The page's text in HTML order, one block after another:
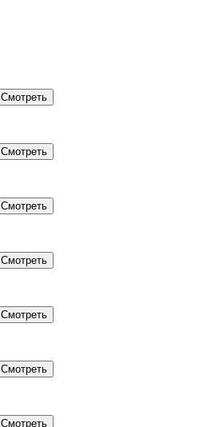
Смотреть
Смотреть
Смотреть
Смотреть
Смотреть
Смотреть
Смотреть